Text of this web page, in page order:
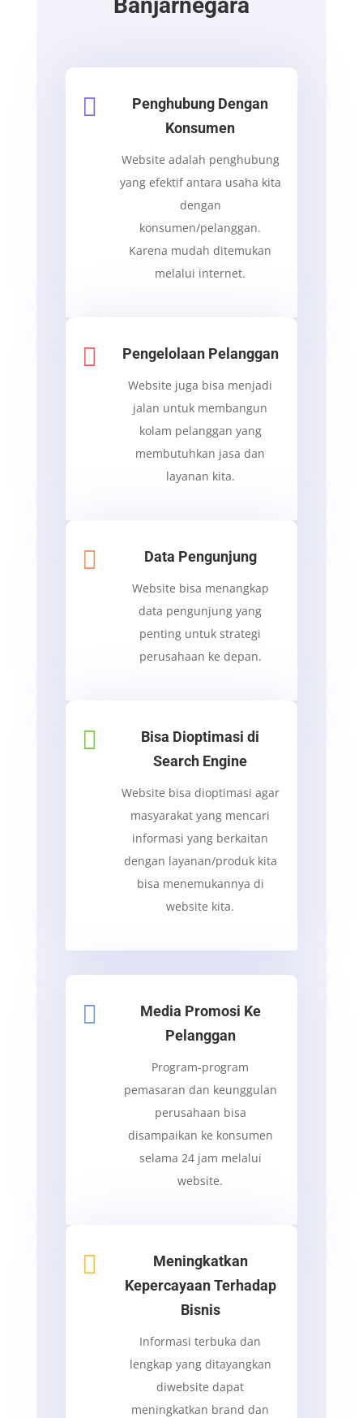

Penghubung Dengan
Konsumen
Website adalah penghubung
yang efektif antara usaha kita
dengan
konsumen/pelanggan.
Karena mudah ditemukan
melalui internet.
 Pengelolaan Pelanggan
Website juga bisa menjadi
jalan untuk membangun
kolam pelanggan yang
membutuhkan jasa dan
layanan kita.
 Data Pengunjung
Website bisa menangkap
data pengunjung yang
penting untuk strategi
perusahaan ke depan.

Bisa Dioptimasi di
Search Engine
Website bisa dioptimasi agar
masyarakat yang mencari
informasi yang berkaitan
dengan layanan/produk kita
bisa menemukannya di
website kita.

Media Promosi Ke
Pelanggan
Program-program
pemasaran dan keunggulan
perusahaan bisa
disampaikan ke konsumen
selama 24 jam melalui
website.

Meningkatkan
Kepercayaan Terhadap
Bisnis
Informasi terbuka dan
lengkap yang ditayangkan
diwebsite dapat
meningkatkan brand dan